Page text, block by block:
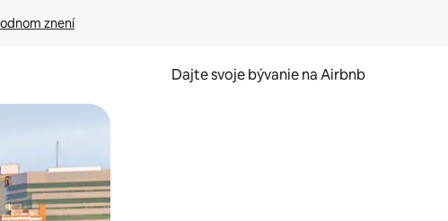
znení
Dajte svoje bývanie na Airbnb